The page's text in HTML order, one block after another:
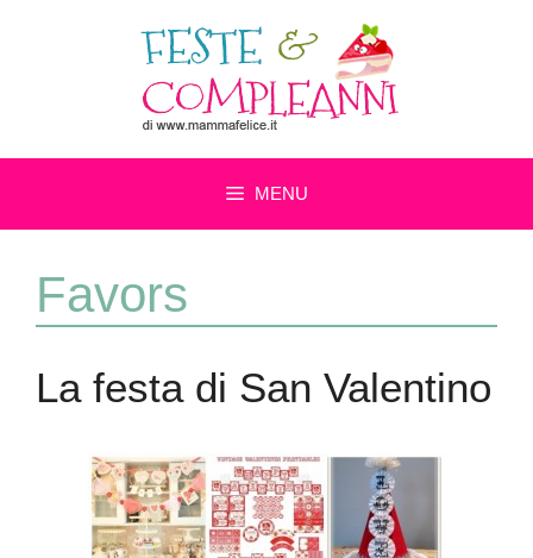
MENU
Favors
La festa di San Valentino